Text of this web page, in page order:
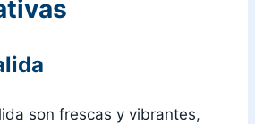
son frescas y vibrantes,